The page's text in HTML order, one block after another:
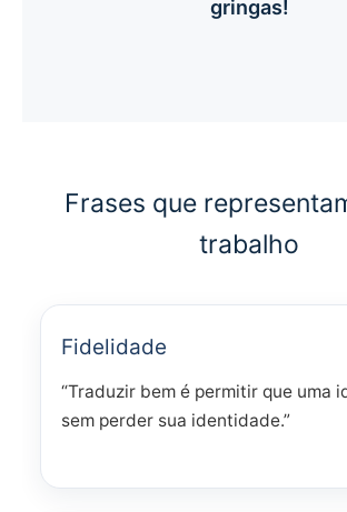
gringas!
Frases que
trabalho
Fidelidade
“Traduzir bem é permitir que uma
sem perder sua identidade.”